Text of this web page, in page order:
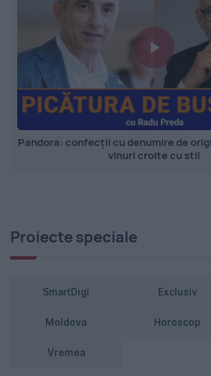
Pandora: confecții cu denumire de
vinuri croite cu stil
Proiecte speciale
SmartDigi Exclusiv
Moldova Horoscop
Vremea